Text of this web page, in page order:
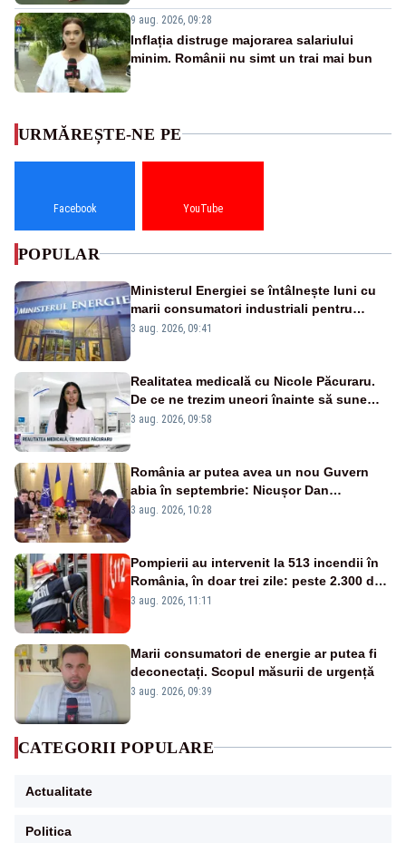
9 aug. 2026, 09:28
Inflația distruge majorarea salariului
minim. Românii nu simt un trai mai bun
URMĂREȘTE-NE PE
Facebook YouTube
POPULAR
Ministerul Energiei se întâlnește luni cu
marii consumatori industriali pentru
reducerea voluntară a consumului de
3 aug. 2026, 09:41
Realitatea medicală cu Nicole Păcuraru.
De ce ne trezim uneori înainte să sune
alarma?
3 aug. 2026, 09:58
România ar putea avea un nou Guvern
abia în septembrie: Nicușor Dan
pregătește noi consultări cu partidele
3 aug. 2026, 10:28
Pompierii au intervenit la 513 incendii în
România, în doar trei zile: peste 2.300 de
hectare de teren au fost afectate
3 aug. 2026, 11:11
Marii consumatori de energie ar putea fi
deconectați. Scopul măsurii de urgență
3 aug. 2026, 09:39
CATEGORII POPULARE
Actualitate
Politica